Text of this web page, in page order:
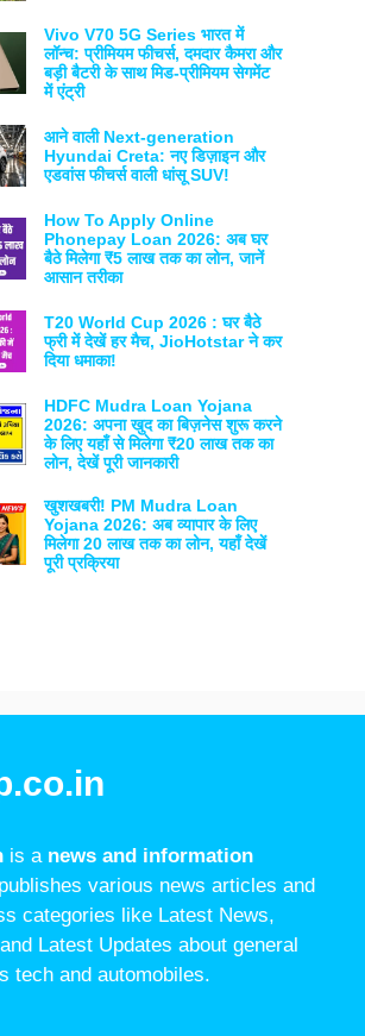
Vivo V70 5G Series भारत में
लॉन्च: प्रीमियम फीचर्स, दमदार कैमरा और
बड़ी बैटरी के साथ मिड-प्रीमियम सेगमेंट
में एंट्री
आने वाली Next-generation
Hyundai Creta: नए डिज़ाइन और
एडवांस फीचर्स वाली धांसू SUV!
How To Apply Online
Phonepay Loan 2026: अब घर
बैठे मिलेगा ₹5 लाख तक का लोन, जानें
आसान तरीका
T20 World Cup 2026 : घर बैठे
फ्री में देखें हर मैच, JioHotstar ने कर
दिया धमाका!
HDFC Mudra Loan Yojana
2026: अपना खुद का बिज़नेस शुरू करने
के लिए यहाँ से मिलेगा ₹20 लाख तक का
लोन, देखें पूरी जानकारी
खुशखबरी! PM Mudra Loan
Yojana 2026: अब व्यापार के लिए
मिलेगा 20 लाख तक का लोन, यहाँ देखें
पूरी प्रक्रिया
is a news and information
various news articles and
categories like Latest News,
Latest Updates about general
tech and automobiles.